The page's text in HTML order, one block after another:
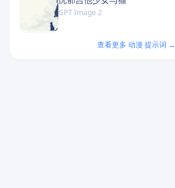
GPT Image 2
查看更多 动漫 提示词 →